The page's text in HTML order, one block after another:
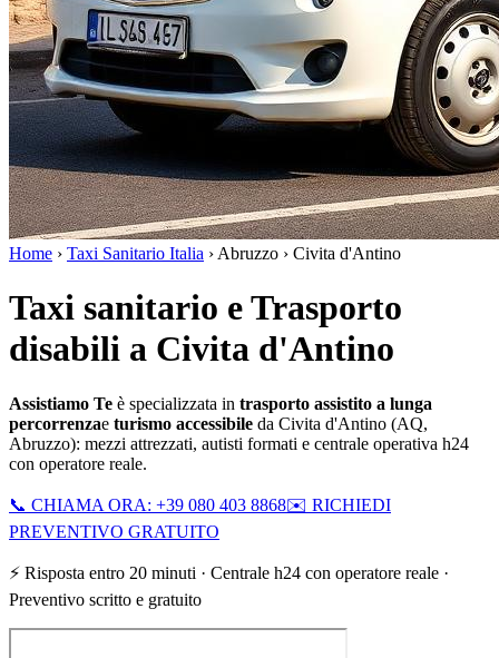
Home › Taxi Sanitario Italia › Abruzzo › Civita d'Antino
Taxi sanitario e Trasporto
disabili a Civita d'Antino
Assistiamo Te è specializzata in trasporto assistito a lunga
percorrenzae turismo accessibile da Civita d'Antino (AQ,
Abruzzo): mezzi attrezzati, autisti formati e centrale operativa h24
con operatore reale.
📞 CHIAMA ORA: +39 080 403 8868✉️ RICHIEDI
PREVENTIVO GRATUITO
⚡ Risposta entro 20 minuti · Centrale h24 con operatore reale ·
Preventivo scritto e gratuito